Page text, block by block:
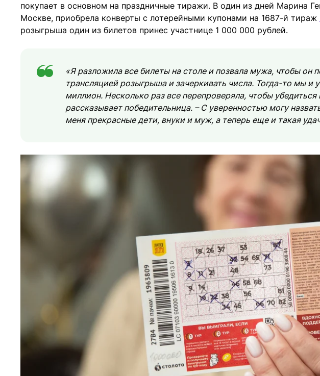
покупает в основном на праздничные тиражи. В один из дней Марина
Москве, приобрела конверты с лотерейными купонами на 1687-й тираж
розыгрыша один из билетов принес участнице 1 000 000 рублей.
«Я разложила все билеты на столе и позвала мужа, чтобы он
трансляцией розыгрыша и зачеркивать числа. Тогда-то мы и
миллион. Несколько раз все перепроверяла, чтобы
рассказывает победительница. – С уверенностью могу
меня прекрасные дети, внуки и муж, а теперь еще и такая